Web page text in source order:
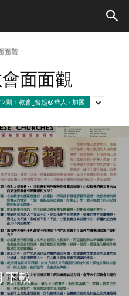
面觀
面面觀
期：教會_奮起@華人 · 加國
下載